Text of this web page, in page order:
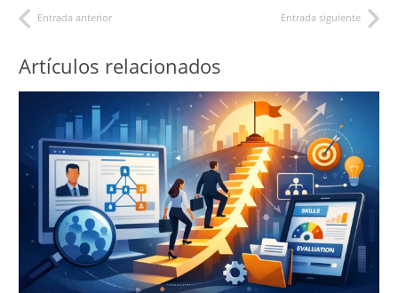
Entrada anterior Entrada siguiente
Artículos relacionados